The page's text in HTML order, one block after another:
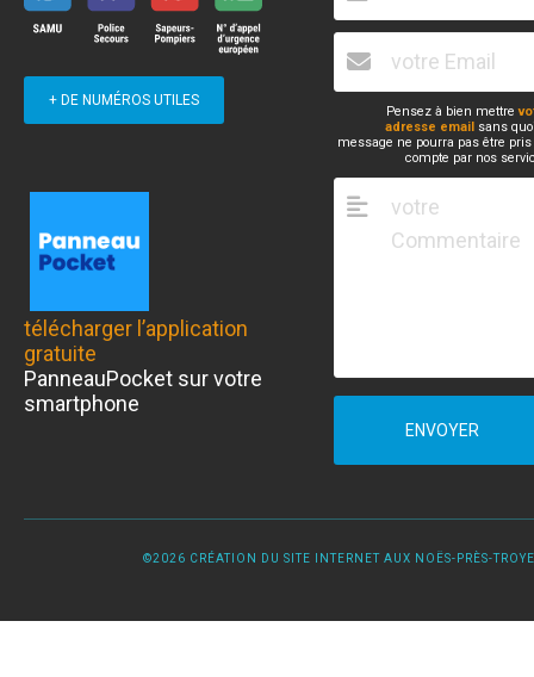
+ DE NUMÉROS UTILES
télécharger l’application
gratuite
PanneauPocket sur votre
smartphone
Pensez à bien mettre
adresse email sans
message ne pourra pas être
compte par nos
ENVOYER
©2026 CRÉATION DU SITE INTERNET AUX NOËS-PRÈS-